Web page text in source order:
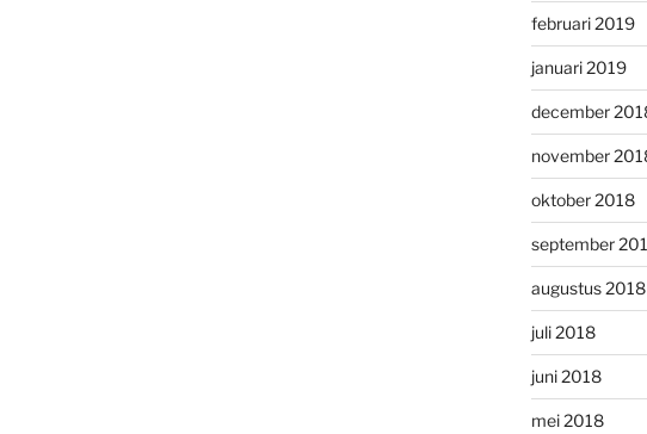
februari 2019
januari 2019
december
november
oktober 2018
september
augustus 2018
juli 2018
juni 2018
mei 2018